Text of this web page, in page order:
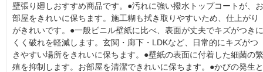
壁張り廻しおすすめ商品です。●汚れに強い撥水トップコートが、お
部屋をきれいに保ちます。施工糊も拭き取りやすいため、仕上がり
がきれいです。●一般ビニル壁紙に比べ、表面が丈夫でキズがつきに
くく破れを軽減します。玄関・廊下・LDKなど、日常的にキズがつ
きやすい場所をきれいに保ちます。●壁紙の表面に付着した細菌の繁
殖を抑制します。お部屋を清潔できれいに保ちます。●かびの発生と